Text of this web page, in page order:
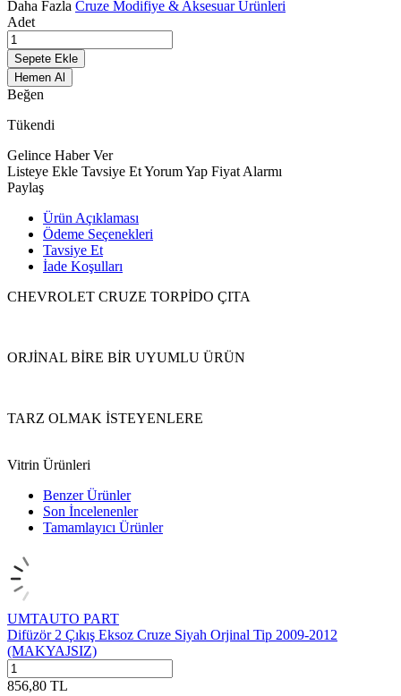
Daha Fazla Cruze Modifiye & Aksesuar Ürünleri
Adet
Sepete Ekle
Hemen Al
Beğen
Tükendi
Gelince Haber Ver
Listeye Ekle Tavsiye EtYorum Yap Fiyat Alarmı
Paylaş
Ürün Açıklaması
Ödeme Seçenekleri
Tavsiye Et
İade Koşulları
CHEVROLET CRUZE TORPİDO ÇITA
ORJİNAL BİRE BİR UYUMLU ÜRÜN
TARZ OLMAK İSTEYENLERE
Vitrin Ürünleri
Benzer Ürünler
Son İncelenenler
Tamamlayıcı Ürünler
UMTAUTO PART
Difüzör 2 Çıkış Eksoz Cruze Siyah Orjinal Tip 2009-2012
(MAKYAJSIZ)
856,80 TL